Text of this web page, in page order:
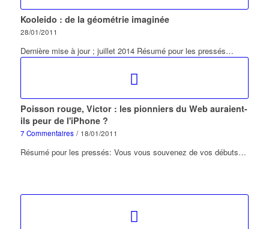
Kooleido : de la géométrie imaginée
28/01/2011
Dernière mise à jour ; juillet 2014 Résumé pour les pressés…
Poisson rouge, Victor : les pionniers du Web auraient-
ils peur de l'iPhone ?
7 Commentaires / 18/01/2011
Résumé pour les pressés: Vous vous souvenez de vos débuts…